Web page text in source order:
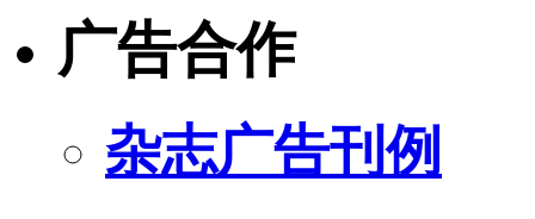
广告合作
杂志广告刊例